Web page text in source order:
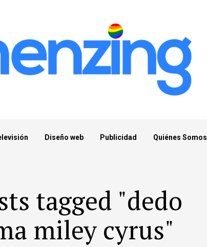
Diseño web Publicidad Quiénes Somos
tagged "dedo
miley cyrus"